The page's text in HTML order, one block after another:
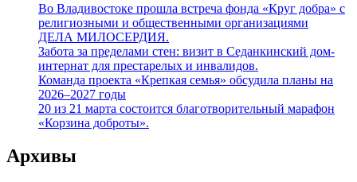
Во Владивостоке прошла встреча фонда «Круг добра» с
религиозными и общественными организациями
ДЕЛА МИЛОСЕРДИЯ.
Забота за пределами стен: визит в Седанкинский дом-
интернат для престарелых и инвалидов.
Команда проекта «Крепкая семья» обсудила планы на
2026–2027 годы
20 из 21 марта состоится благотворительный марафон
«Корзина доброты».
Архивы